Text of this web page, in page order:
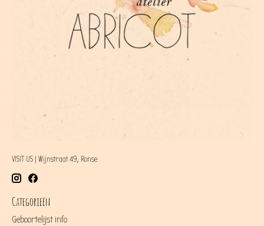
VISIT US | Wijnstraat 49, Ronse
Categorieën
Geboortelijst info